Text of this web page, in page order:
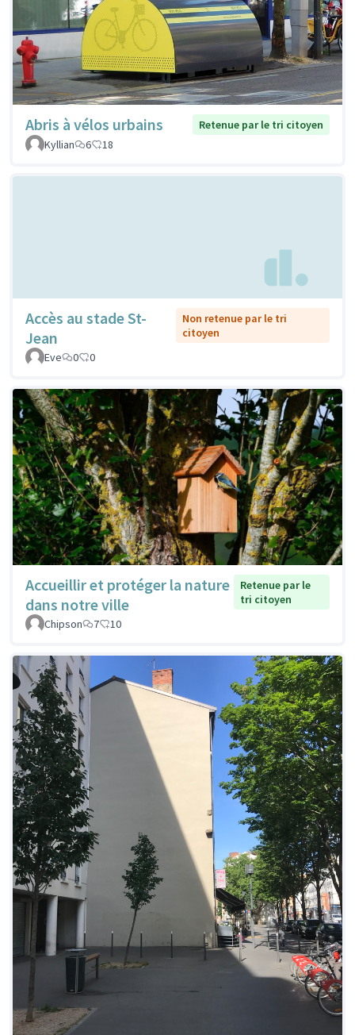
Abris à vélos urbains
Retenue par le tri citoyen
Kyllian
6 18
Accès au stade St-
Jean
Non retenue par le tri
citoyen
Eve
0 0
Accueillir et protéger la nature
dans notre ville
Retenue par le
tri citoyen
Chipson
7 10